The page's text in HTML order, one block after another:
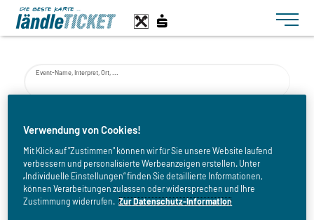
Toggle
Event-Name, Interpret, Ort, ...
bis
Verwendung von Cookies!
Mit Klick auf "Zustimmen" können wir für Sie unsere Website laufend
verbessern und personalisierte Werbeanzeigen erstellen. Unter
„Individuelle Einstellungen“ finden Sie detaillierte Informationen,
können Verarbeitungen zulassen oder widersprechen und Ihre
Zustimmung widerrufen. Zur Datenschutz-Information